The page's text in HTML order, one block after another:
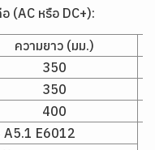
(AC หรือ DC+):
ความยาว (มม.)
350
350
400
A5.1 E6012